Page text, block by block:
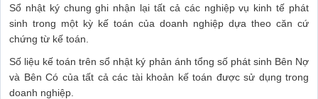
Sổ nhật ký chung ghi nhận lại tất cả các nghiệp vụ kinh tế phát
sinh trong một kỳ kế toán của doanh nghiệp dựa theo căn cứ
chứng từ kế toán.
Số liệu kế toán trên sổ nhật ký phản ánh tổng số phát sinh Bên Nợ
và Bên Có của tất cả các tài khoản kế toán được sử dụng trong
doanh nghiệp.